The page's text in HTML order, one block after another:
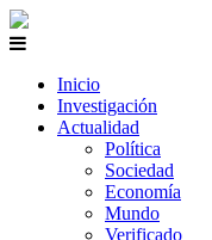
Inicio
Investigación
Actualidad
Política
Sociedad
Economía
Mundo
Verificado